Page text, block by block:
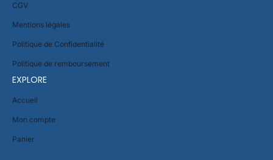
CGV
Mentions légales
Politique de Confidentialité
Politique de remboursement
EXPLORE
Accueil
Mon compte
Panier